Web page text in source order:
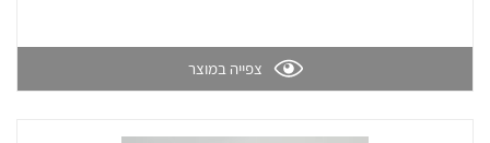
צפייה במוצר